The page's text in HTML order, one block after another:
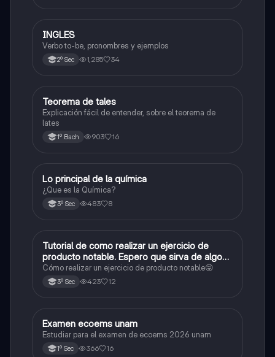
Inglés
INGLES
Verbo to-be, pronombres y ejemplos
2º Sec 1,285 34
Matemáticas
Teorema de tales
Explicación fácil de entender, sobre el teorema de
lates
1º Bach 903 16
Química
Lo principal de la química
¿Que es la Química?
3º Sec 483 8
Matemáticas
Tutorial de como realizar un ejercicio de
producto notable. Espero que sirva de algo💕
😜
Cómo realizar un ejercicio de producto notable😜
3º Sec 423 12
Español
Examen ecoems unam
Estudiar para el examen de ecoems 2026 unam
1º Sec 366 16